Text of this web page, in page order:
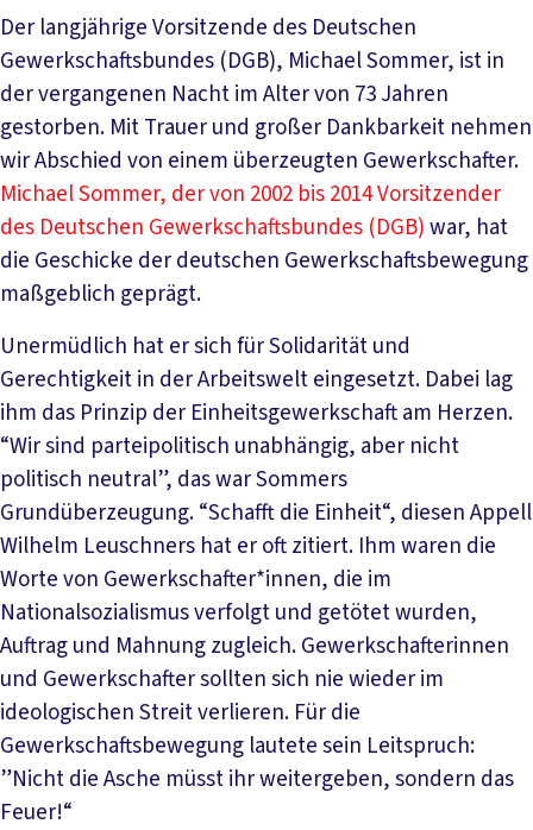
Der langjährige Vorsitzende des Deutschen
Gewerkschaftsbundes (DGB), Michael Sommer, ist in
der vergangenen Nacht im Alter von 73 Jahren
gestorben. Mit Trauer und großer Dankbarkeit nehmen
wir Abschied von einem überzeugten Gewerkschafter.
Michael Sommer, der von 2002 bis 2014 Vorsitzender
des Deutschen Gewerkschaftsbundes (DGB)war, hat
die Geschicke der deutschen Gewerkschaftsbewegung
maßgeblich geprägt.
Unermüdlich hat er sich für Solidarität und
Gerechtigkeit in der Arbeitswelt eingesetzt. Dabei lag
ihm das Prinzip der Einheitsgewerkschaft am Herzen.
“Wir sind parteipolitisch unabhängig, aber nicht
politisch neutral”, das war Sommers
Grundüberzeugung. “Schafft die Einheit“, diesen Appell
Wilhelm Leuschners hat er oft zitiert. Ihm waren die
Worte von Gewerkschafter*innen, die im
Nationalsozialismus verfolgt und getötet wurden,
Auftrag und Mahnung zugleich. Gewerkschafterinnen
und Gewerkschafter sollten sich nie wieder im
ideologischen Streit verlieren. Für die
Gewerkschaftsbewegung lautete sein Leitspruch:
”Nicht die Asche müsst ihr weitergeben, sondern das
Feuer!“